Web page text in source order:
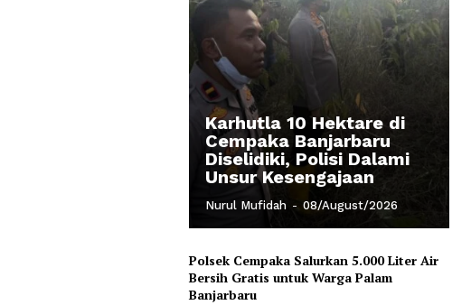
Karhutla 10 Hektare di
Cempaka Banjarbaru
Diselidiki, Polisi Dalami
Unsur Kesengajaan
Nurul Mufidah - 08/August/2026
Polsek Cempaka Salurkan 5.000 Liter Air
Bersih Gratis untuk Warga Palam
Banjarbaru